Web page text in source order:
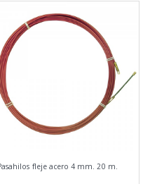
fleje acero 4 mm. 20 m.